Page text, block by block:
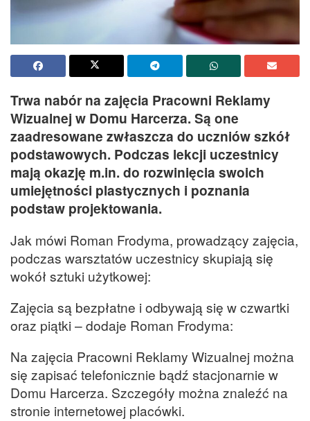
Trwa nabór na zajęcia Pracowni Reklamy
Wizualnej w Domu Harcerza. Są one
zaadresowane zwłaszcza do uczniów szkół
podstawowych. Podczas lekcji uczestnicy
mają okazję m.in. do rozwinięcia swoich
umiejętności plastycznych i poznania
podstaw projektowania.
Jak mówi Roman Frodyma, prowadzący zajęcia,
podczas warsztatów uczestnicy skupiają się
wokół sztuki użytkowej:
Zajęcia są bezpłatne i odbywają się w czwartki
oraz piątki – dodaje Roman Frodyma:
Na zajęcia Pracowni Reklamy Wizualnej można
się zapisać telefonicznie bądź stacjonarnie w
Domu Harcerza. Szczegóły można znaleźć na
stronie internetowej placówki.